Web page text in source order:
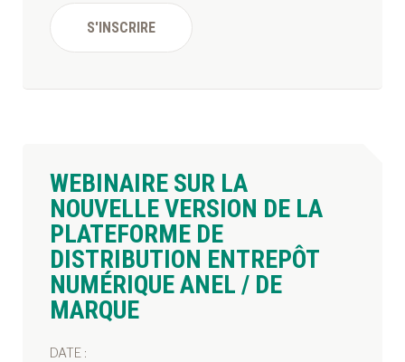
S'INSCRIRE
WEBINAIRE SUR LA
NOUVELLE VERSION DE LA
PLATEFORME DE
DISTRIBUTION ENTREPÔT
NUMÉRIQUE ANEL / DE
MARQUE
DATE :